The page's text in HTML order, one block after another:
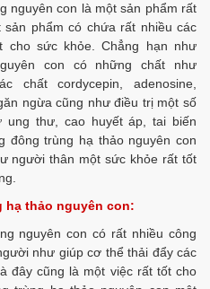
nguyên con là một sản phẩm rất
phẩm có chứa rất nhiều các
cho sức khỏe. Chẳng hạn như
con có những chất như
chất cordycepin, adenosine,
ngừa cũng như điều trị một số
ung thư, cao huyết áp, tai biến
đông trùng hạ thảo nguyên con
người thân một sức khỏe rất tốt
hạ thảo nguyên con:
nguyên con có rất nhiều công
như giúp cơ thể thải đẩy các
đây cũng là một việc rất tốt cho